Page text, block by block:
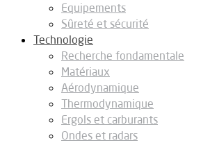
Equipements
Sûreté et sécurité
Technologie
Recherche fondamentale
Matériaux
Aérodynamique
Thermodynamique
Ergols et carburants
Ondes et radars